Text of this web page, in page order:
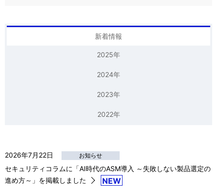
ン
c
v
i
g
g
a
新着情報
2025年
2024年
2023年
2022年
2026年7月22日 お知らせ
セキュリティコラムに「AI時代のASM導入 ～失敗しない製品選定の
進め方～」を掲載しました
NEW